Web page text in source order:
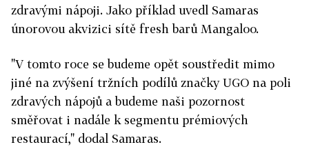
zdravými nápoji. Jako příklad uvedl Samaras
únorovou akvizici sítě fresh barů Mangaloo.
"V tomto roce se budeme opět soustředit mimo
jiné na zvýšení tržních podílů značky UGO na poli
zdravých nápojů a budeme naši pozornost
směřovat i nadále k segmentu prémiových
restaurací," dodal Samaras.